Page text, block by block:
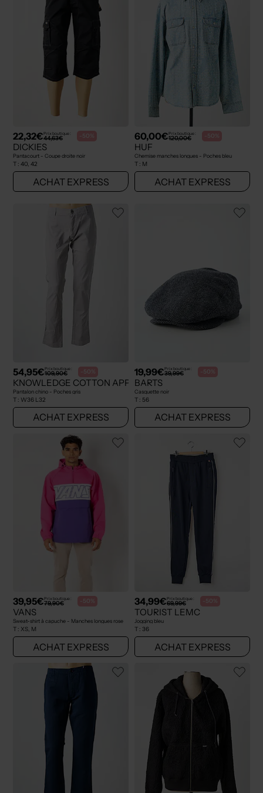
22,32€Prix boutique :
44,63€ -50%
DICKIES
Pantacourt - Coupe droite noir
T : 40, 42
ACHAT EXPRESS
60,00€Prix boutique :
120,00€ -50%
HUF
Chemise manches longues - Poches bleu
T : M
ACHAT EXPRESS
54,95€Prix boutique :
109,90€ -50%
KNOWLEDGE COTTON APPAREL
Pantalon chino - Poches gris
T : W36 L32
ACHAT EXPRESS
19,99€Prix boutique :
39,99€ -50%
BARTS
Casquette noir
T : 56
ACHAT EXPRESS
39,95€Prix boutique :
79,90€ -50%
VANS
Sweat-shirt à capuche - Manches longues rose
T : XS, M
ACHAT EXPRESS
34,99€Prix boutique :
69,99€ -50%
TOURIST LEMC
Jogging bleu
T : 36
ACHAT EXPRESS